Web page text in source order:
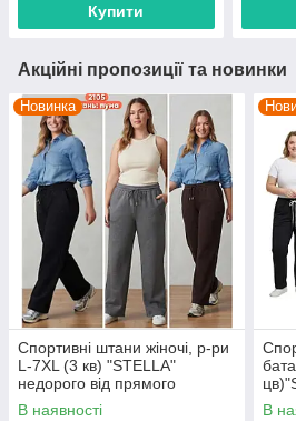
Купити
Акційні пропозиції та новинки
Новинка
Спортивні штани жіночі, р-ри
L-7XL (3 кв) "STELLA"
недорого від прямого
постачальника
В наявності В